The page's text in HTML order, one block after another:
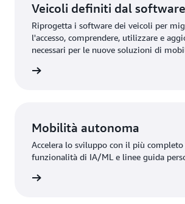
Veicoli definiti dal software
Riprogetta i software dei veicoli per
l'accesso, comprendere, utilizzare e
necessari per le nuove soluzioni di
Mobilità autonoma
Accelera lo sviluppo con il più
funzionalità di IA/ML e linee guida